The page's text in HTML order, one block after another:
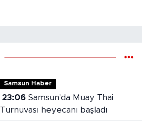
Samsun Haber
23:06Samsun'da Muay Thai
Turnuvası heyecanı başladı